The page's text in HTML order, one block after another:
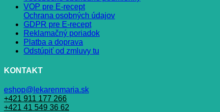
VOP pre E-recept
Ochrana osobných údajov
GDPR pre E-recept
Reklamačný poriadok
Platba a doprava
Odstúpiť od zmluvy tu
KONTAKT
eshop@lekarenmaria.sk
+421 911 177 266
+421 41 549 36 62